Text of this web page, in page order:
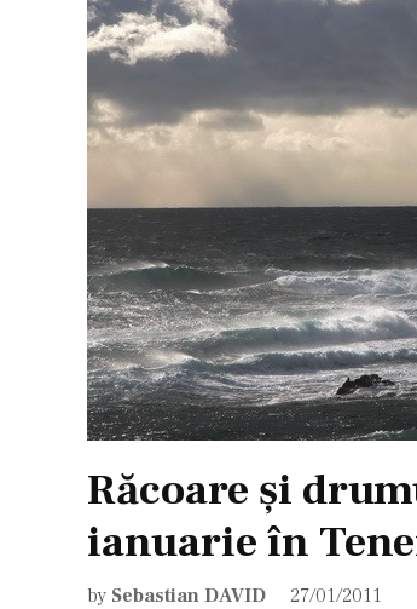
Răcoare şi
ianuarie în
by Sebastian DAVID 27/01/2011